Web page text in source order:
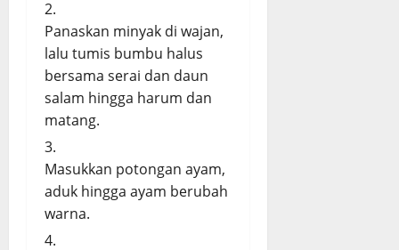
Panaskan minyak di wajan,
lalu tumis bumbu halus
bersama serai dan daun
salam hingga harum dan
matang.
Masukkan potongan ayam,
aduk hingga ayam berubah
warna.